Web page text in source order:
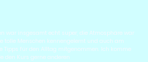
war insgesamt echt super, die Atmosphäre war
tolle Menschen kennengelernt und auch am
Tipps für den Alltag mitgenommen. Ich komme
den Kurs gerne anderen